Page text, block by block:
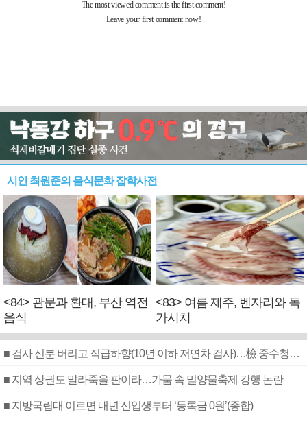
시인 최원준의 음식문화 잡학사전
<84> 관문과 환대, 부산 역전
음식
<83> 여름 제주, 벤자리와 독
가시치
■ 검사 신분 버리고 직급하향(10년 이하 저연차 검사)…檢 중수청행 기피
■ 지역 상권도 말라죽을 판이라…가뭄 속 밀양물축제 강행 논란
■ 지방국립대 이르면 내년 신입생부터 ‘등록금 0원’(종합)